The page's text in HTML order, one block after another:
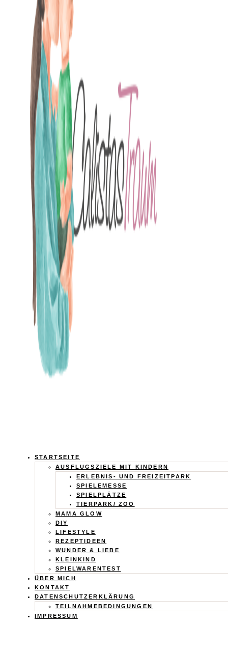
Calistas
Traum
STARTSEITE
AUSFLUGSZIELE MIT KINDERN
ERLEBNIS- UND FREIZEITPARK
SPIELEMESSE
SPIELPLÄTZE
TIERPARK/ ZOO
MAMA GLOW
DIY
LIFESTYLE
REZEPTIDEEN
WUNDER & LIEBE
KLEINKIND
SPIELWARENTEST
ÜBER MICH
KONTAKT
DATENSCHUTZERKLÄRUNG
TEILNAHMEBEDINGUNGEN
IMPRESSUM